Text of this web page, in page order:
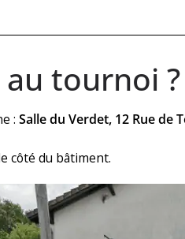
tournoi ?
: Salle du Verdet, 12 Rue de
côté du bâtiment.